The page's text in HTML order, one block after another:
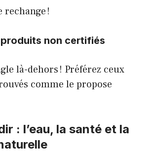
rechange !
non certifiés
là-dehors ! Préférez ceux
comme le propose
: l’eau, la santé et la